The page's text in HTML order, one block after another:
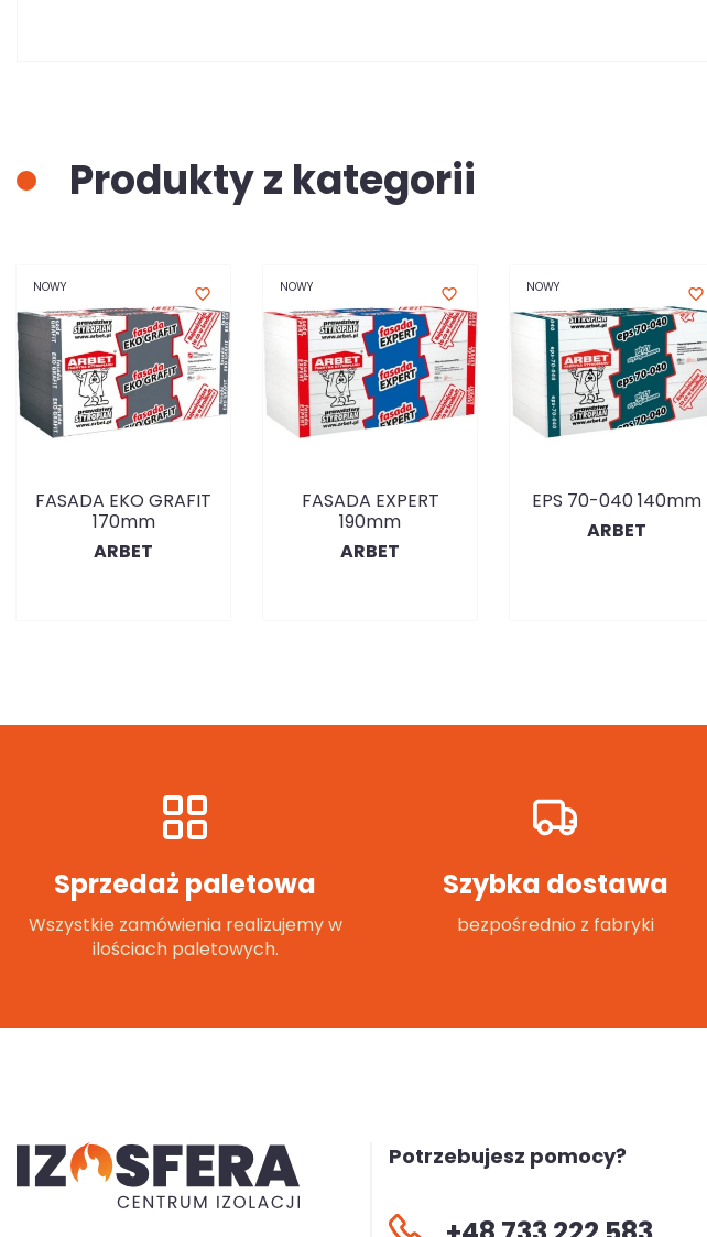
Produkty z kategorii
NOWY favorite_border
FASADA EKO GRAFIT
170mm
ARBET
NOWY favorite_border
FASADA EXPERT
190mm
ARBET
NOWY favorite_border
EPS 70-040 140mm
ARBET
Sprzedaż paletowa
Wszystkie zamówienia realizujemy w
ilościach paletowych.
Szybka dostawa
bezpośrednio z fabryki
Potrzebujesz pomocy?